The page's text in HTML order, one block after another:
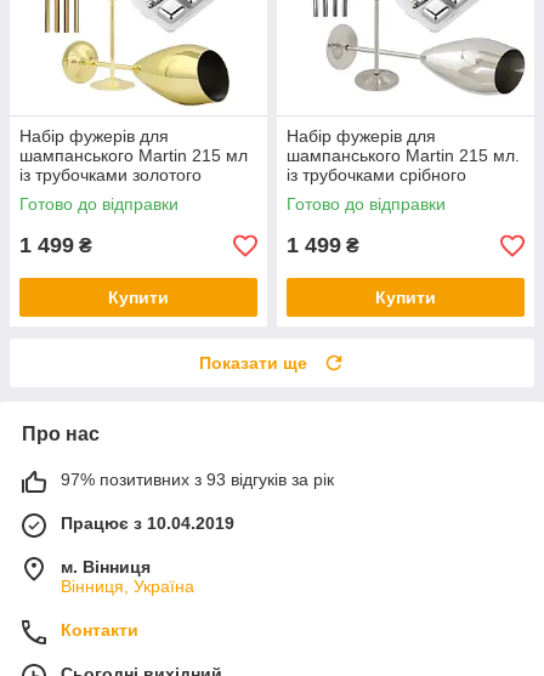
Набір фужерів для
шампанського Martin 215 мл
із трубочками золотого
кольору з нержавіючої сталі
REMY-DECOR
Готово до відправки
1 499 ₴
Купити
Набір фужерів для
шампанського Martin 215 мл.
із трубочками срібного
кольору з нержавіючої сталі
REMY-DECOR
Готово до відправки
1 499 ₴
Купити
Показати ще
Про нас
97% позитивних з 93 відгуків за рік
Працює з 10.04.2019
м. Вінниця
Вінниця, Україна
Контакти